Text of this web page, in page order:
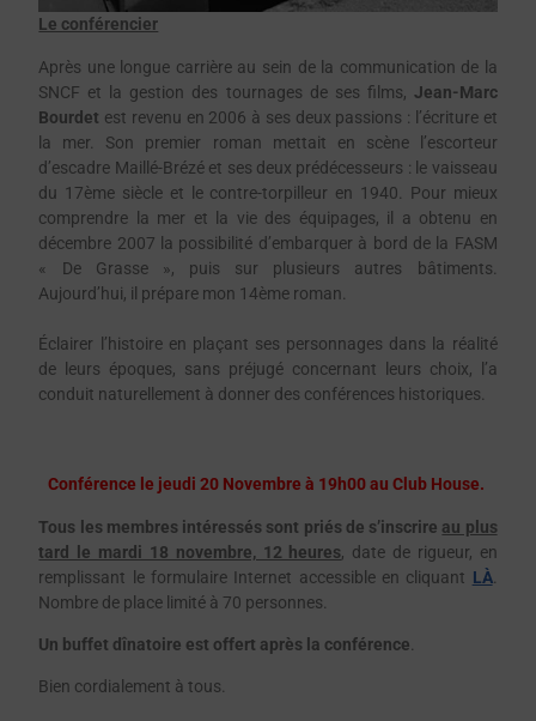
Le conférencier
Après une longue carrière au sein de la communication de la
SNCF et la gestion des tournages de ses films, Jean-Marc
Bourdet est revenu en 2006 à ses deux passions : l’écriture et
la mer. Son premier roman mettait en scène l’escorteur
d’escadre Maillé-Brézé et ses deux prédécesseurs : le vaisseau
du 17ème siècle et le contre-torpilleur en 1940. Pour mieux
comprendre la mer et la vie des équipages, il a obtenu en
décembre 2007 la possibilité d’embarquer à bord de la FASM
« De Grasse », puis sur plusieurs autres bâtiments.
Aujourd’hui, il prépare mon 14ème roman.
Éclairer l’histoire en plaçant ses personnages dans la réalité
de leurs époques, sans préjugé concernant leurs choix, l’a
conduit naturellement à donner des conférences historiques.
Conférence le jeudi 20 Novembre à 19h00au Club House.
Tous les membres intéressés sont priés de s’inscrire au plus
tard le mardi 18 novembre, 12 heures, date de rigueur, en
remplissant le formulaire Internet accessible en cliquant LÀ.
Nombre de place limité à 70 personnes.
Un buffet dînatoire est offert après la conférence
Bien cordialement à tous.